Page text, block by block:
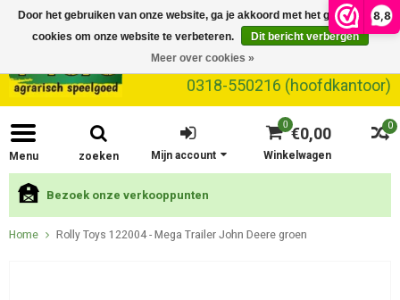
8,8
0318-550216 (hoofdkantoor)
Menu zoeken
0
0 €0,00
Winkelwagen
Mijn account
Bezoek onze verkooppunten
Home Rolly Toys 122004 - Mega Trailer John Deere groen
Door het gebruiken van onze website, ga je akkoord met het gebruik van
cookies om onze website te verbeteren.
Dit bericht verbergen
Meer over cookies »